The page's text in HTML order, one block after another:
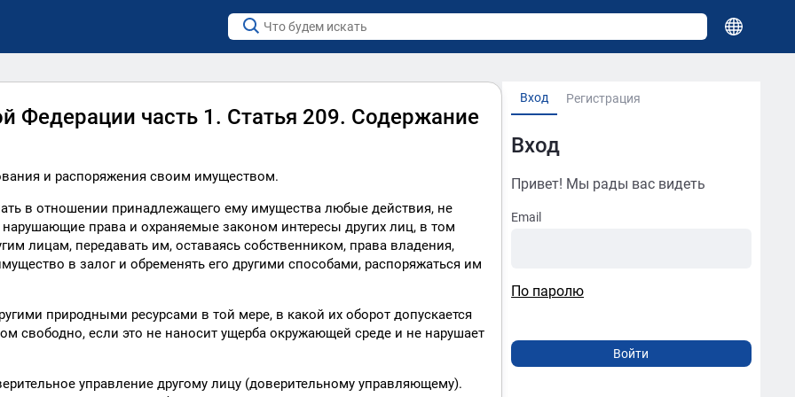
Вход Регистрация
Вход
Привет! Мы рады вас видеть
Email
По паролю
Федерации часть 1. Статья 209. Содержание
и распоряжения своим имуществом.
в отношении принадлежащего ему имущества любые действия, не
права и охраняемые законом интересы других лиц, в том
лицам, передавать им, оставаясь собственником, права владения,
в залог и обременять его другими способами, распоряжаться им
природными ресурсами в той мере, в какой их оборот допускается
свободно, если это не наносит ущерба окружающей среде и не нарушает
управление другому лицу (доверительному управляющему).